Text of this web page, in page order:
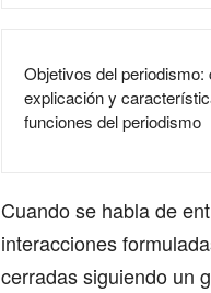
Objetivos del periodismo:
explicación y
funciones del periodismo
Cuando se habla de
interacciones
cerradas siguiendo un